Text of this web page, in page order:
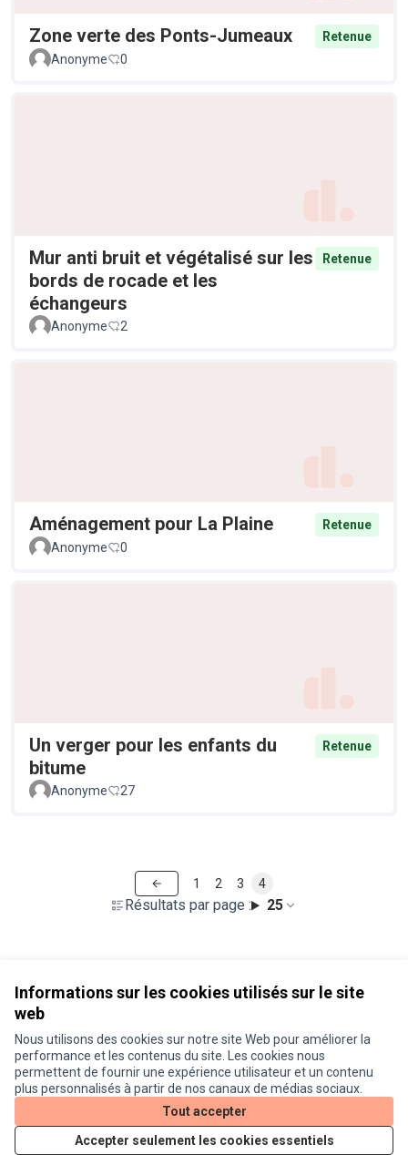
Informations sur les cookies utilisés sur le site
web
Nous utilisons des cookies sur notre site Web pour améliorer la
performance et les contenus du site. Les cookies nous
permettent de fournir une expérience utilisateur et un contenu
plus personnalisés à partir de nos canaux de médias sociaux.
Tout accepter
Accepter seulement les cookies essentiels
Zone verte des Ponts-Jumeaux
Retenue
Anonyme
0
Mur anti bruit et végétalisé sur les
bords de rocade et les
échangeurs
Retenue
Anonyme 2
Aménagement pour La Plaine
Retenue
Anonyme
0
Un verger pour les enfants du
bitume
Retenue
Anonyme 27
Résultats par page : 25
1 2 3 4
Conditions d'utilisation
Paramètres des cookies
Je participe ! sur X
(Lien externe)
Je participe ! sur Facebook
Je participe ! sur Instagram